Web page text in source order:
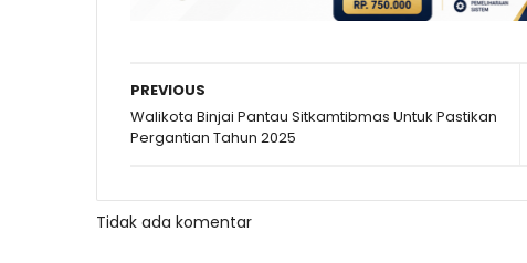
PREVIOUS
Walikota Binjai Pantau Sitkamtibmas Untuk Pastikan
Pergantian Tahun 2025
Tidak ada komentar